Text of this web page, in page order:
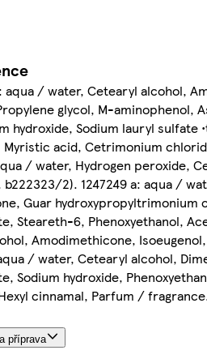
aqua / water, Cetearyl alcohol,
glycol, M-aminophenol,
hydroxide, Sodium lauryl
Myristic acid, Cetrimonium
/ water, Hydrogen peroxide,
2). 1247249 a: aqua /
Guar hydroxypropyltrimonium
Steareth-6, Phenoxyethanol,
Amodimethicone,
/ water, Cetearyl alcohol,
Sodium hydroxide,
cinnamal, Parfum /
příprava